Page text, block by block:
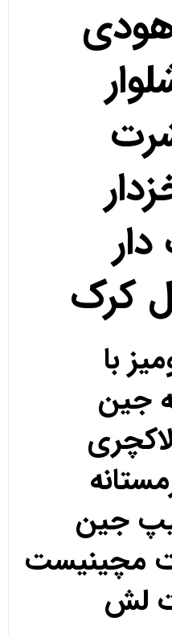
کرک
با
جین
جین
مچینیست
لش